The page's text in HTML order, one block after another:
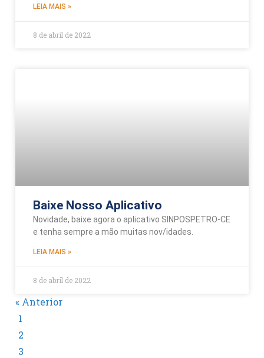
LEIA MAIS »
8 de abril de 2022
Baixe Nosso Aplicativo
Novidade, baixe agora o aplicativo SINPOSPETRO-CE
e tenha sempre a mão muitas nov/idades.
LEIA MAIS »
8 de abril de 2022
« Anterior
1
2
3